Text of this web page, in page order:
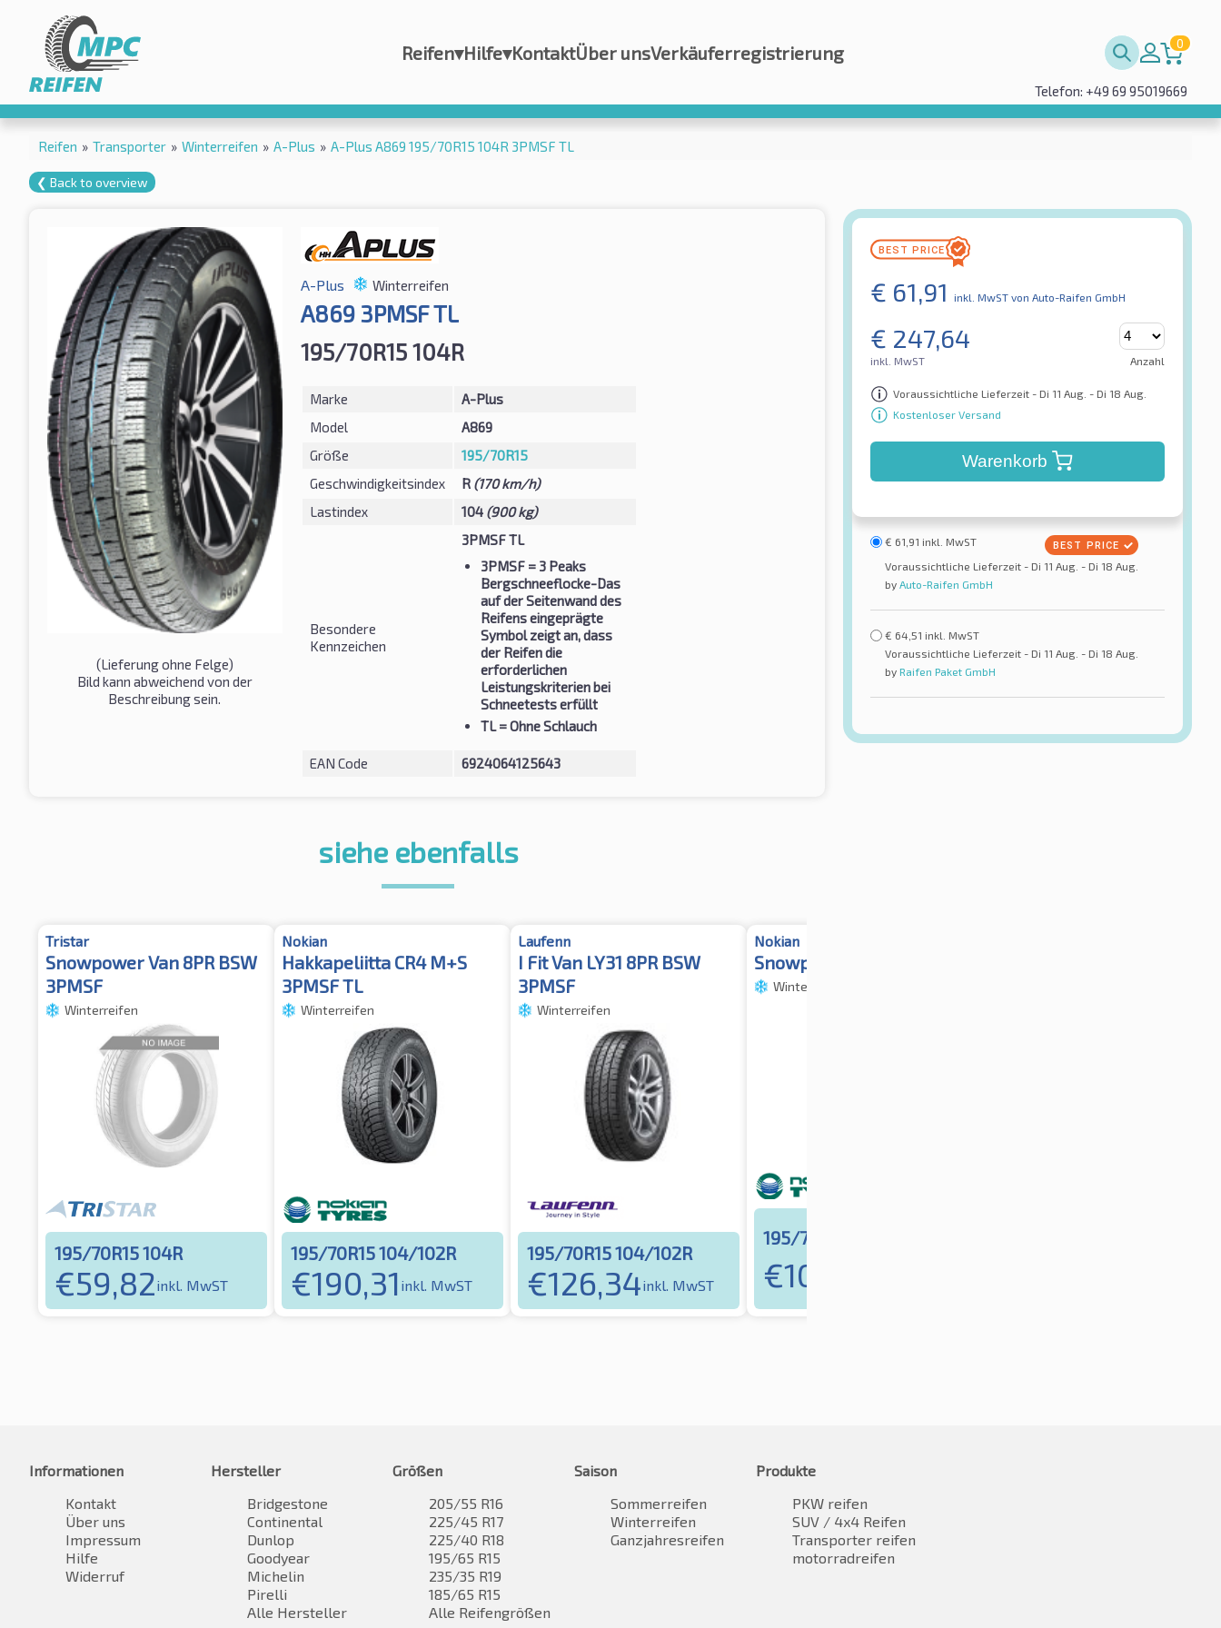
Reifen▾Hilfe▾KontaktÜber unsVerkäuferregistrierung 0
Telefon: +49 69 95019669
Reifen » Transporter » Winterreifen » A-Plus » A-Plus A869 195/70R15 104R 3PMSF TL
❮ Back to overview
(Lieferung ohne Felge)
Bild kann abweichend von der
Beschreibung sein.
A-Plus Winterreifen
A869 3PMSF TL
195/70R15 104R
Marke
A-Plus
Model
A869
Größe
195/70R15
Geschwindigkeitsindex
R (170 km/h)
Lastindex
104 (900 kg)
Besondere
Kennzeichen
3PMSF TL
3PMSF= 3 Peaks
Bergschneeflocke-Das
auf der Seitenwand des
Reifens eingeprägte
Symbol zeigt an, dass
der Reifen die
erforderlichen
Leistungskriterien bei
Schneetests erfüllt
TL= Ohne Schlauch
EAN Code 6924064125643
€ 61,91 inkl. MwST von Auto-Raifen GmbH
€ 247,64
inkl. MwST Anzahl
Voraussichtliche Lieferzeit - Di 11 Aug. - Di 18 Aug.
Kostenloser Versand
Warenkorb
€ 61,91 inkl. MwST
Voraussichtliche Lieferzeit - Di 11 Aug. - Di 18 Aug.
by Auto-Raifen GmbH
€ 64,51 inkl. MwST
Voraussichtliche Lieferzeit - Di 11 Aug. - Di 18 Aug.
by Raifen Paket GmbH
siehe ebenfalls
Tristar
Snowpower Van 8PR BSW
3PMSF
Winterreifen
195/70R15 104R
€59,82inkl. MwST
Nokian
Hakkapeliitta CR4 M+S
3PMSF TL
Winterreifen
195/70R15 104/102R
€190,31 inkl. MwST
Laufenn
I Fit Van LY31 8PR BSW
3PMSF
Winterreifen
195/70R15 104/102R
€126,34inkl. MwST
Nokian
Snowproof C 8PR 3PMSF
Winterreifen
195/70R15 104R
€100,44
Informationen
Kontakt
Über uns
Impressum
Hilfe
Widerruf
Hersteller
Bridgestone
Continental
Dunlop
Goodyear
Michelin
Pirelli
Alle Hersteller
Größen
205/55 R16
225/45 R17
225/40 R18
195/65 R15
235/35 R19
185/65 R15
Alle Reifengrößen
Saison
Sommerreifen
Winterreifen
Ganzjahresreifen
Produkte
PKW reifen
SUV / 4x4 Reifen
Transporter reifen
motorradreifen